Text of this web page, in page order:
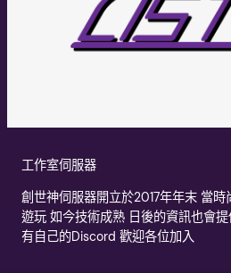
工作室伺服器
創世神伺服器開立於2017年年末 當
遊玩 如今技術成熟 日後的資訊也會
有自己的Discord 歡迎各位加入